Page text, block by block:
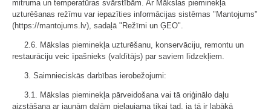
mitruma un temperatūras svārstībām. Ar Mākslas pieminekļa
uzturēšanas režīmu var iepazīties informācijas sistēmas "Mantojums"
(https://mantojums.lv), sadaļā "Režīmi un ĢEO".
2.6. Mākslas pieminekļa uzturēšanu, konservāciju, remontu un
restaurāciju veic īpašnieks (valdītājs) par saviem līdzekļiem.
3. Saimnieciskās darbības ierobežojumi:
3.1. Mākslas pieminekļa pārveidošana vai tā oriģinālo daļu
aizstāšana ar jaunām daļām pieļaujama tikai tad, ja tā ir labākā